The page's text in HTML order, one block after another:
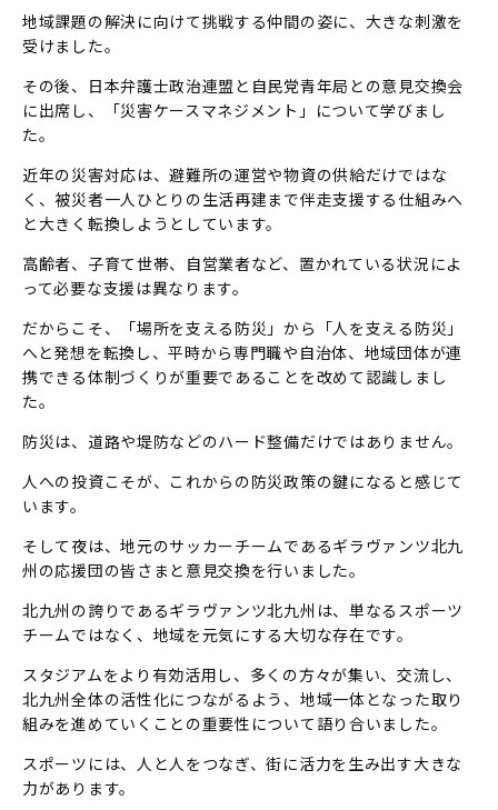
地域課題の解決に向けて挑戦する仲間の姿に、大きな刺激を
受けました。
その後、日本弁護士政治連盟と自民党青年局との意見交換会
に出席し、「災害ケースマネジメント」について学びまし
た。
近年の災害対応は、避難所の運営や物資の供給だけではな
く、被災者一人ひとりの生活再建まで伴走支援する仕組みへ
と大きく転換しようとしています。
高齢者、子育て世帯、自営業者など、置かれている状況によ
って必要な支援は異なります。
だからこそ、「場所を支える防災」から「人を支える防災」
へと発想を転換し、平時から専門職や自治体、地域団体が連
携できる体制づくりが重要であることを改めて認識しまし
た。
防災は、道路や堤防などのハード整備だけではありません。
人への投資こそが、これからの防災政策の鍵になると感じて
います。
そして夜は、地元のサッカーチームであるギラヴァンツ北九
州の応援団の皆さまと意見交換を行いました。
北九州の誇りであるギラヴァンツ北九州は、単なるスポーツ
チームではなく、地域を元気にする大切な存在です。
スタジアムをより有効活用し、多くの方々が集い、交流し、
北九州全体の活性化につながるよう、地域一体となった取り
組みを進めていくことの重要性について語り合いました。
スポーツには、人と人をつなぎ、街に活力を生み出す大きな
力があります。